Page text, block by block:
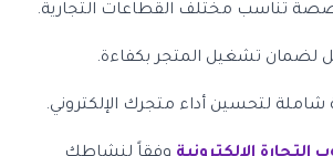
تناسب مختلف القطاعات التجارية.
لضمان تشغيل المتجر بكفاءة.
لتحسين أداء متجرك الإلكتروني.